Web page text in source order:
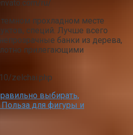
ru/
прохладном месте
специй. Лучше всего
банки из дерева,
прилегающими
zelchai.php
выбирать,
Польза для фигуры и